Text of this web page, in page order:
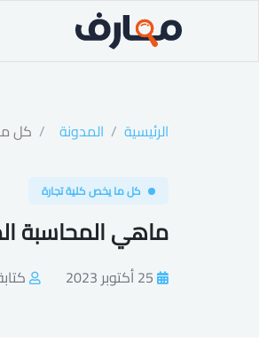
الرئيسية المدونة كل
كل ما يخص كلية تجارة
ماهي المحاسبة
25 أكتوبر 2023